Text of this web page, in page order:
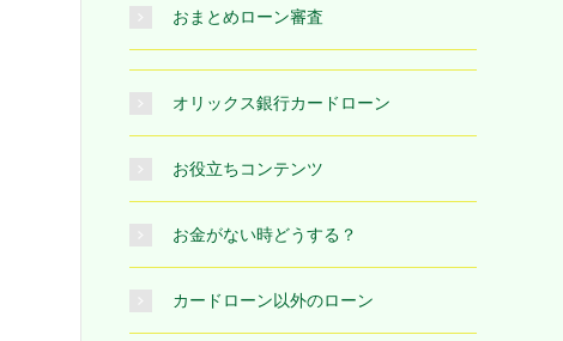
おまとめローン審査
オリックス銀行カードローン
お役立ちコンテンツ
お金がない時どうする？
カードローン以外のローン